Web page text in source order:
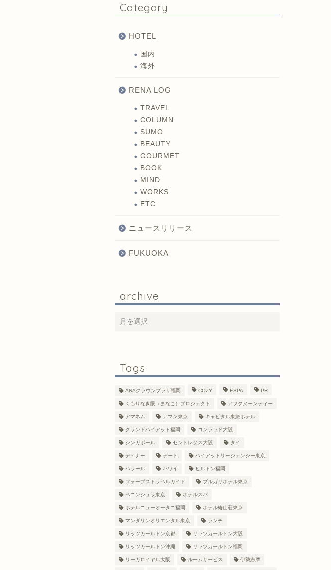
Category
HOTEL
国内
海外
RENA LOG
TRAVEL
COLUMN
SUMO
BEAUTY
GOURMET
BOOK
MIND
WORKS
ETC
ニュースリリース
FUKUOKA
archive
Tags
ANAクラウンプラザ福岡 COZY ESPA PR
くもりなき眼（まなこ）プロジェクト アフタヌーンティー
アマネム アマン東京 キャピタル東急ホテル
グランドハイアット福岡 コンラッド大阪
シンガポール セントレジス大阪 タイ
ディナー デート ハイアットリージェンシー東京
ハラール ハワイ ヒルトン福岡
フォーブストラベルガイド ブルガリホテル東京
ペニンシュラ東京 ホテルスパ
ホテルニューオータニ福岡 ホテル椿山荘東京
マンダリンオリエンタル東京 ランチ
リッツカールトン京都 リッツカールトン大阪
リッツカールトン沖縄 リッツカールトン福岡
リーガロイヤル大阪 ルームサービス 伊勢志摩